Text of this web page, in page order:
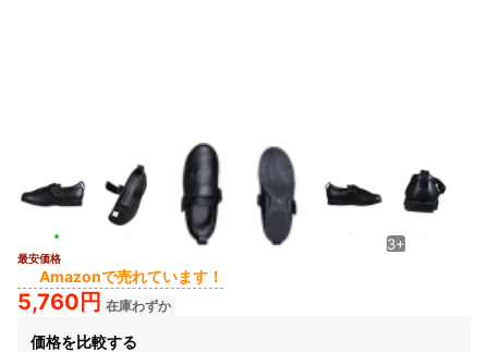
3+
最安価格
Amazonで売れています！
5,760円 在庫わずか
価格を比較する